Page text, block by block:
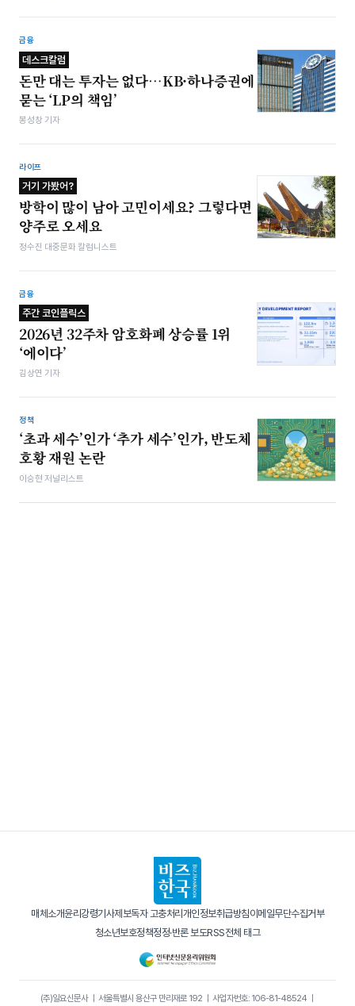
금융
데스크칼럼
돈만 대는 투자는 없다…KB·하나증권에
묻는 ‘LP의 책임’
봉성창 기자
라이프
거기 가봤어?
방학이 많이 남아 고민이세요? 그렇다면
양주로 오세요
정수진 대중문화 칼럼니스트
금융
주간 코인플릭스
2026년 32주차 암호화폐 상승률 1위
‘에이다’
김상연 기자
정책
‘초과 세수’인가 ‘추가 세수’인가, 반도체
호황 재원 논란
이승현 저널리스트
매체소개윤리강령기사제보독자 고충처리개인정보취급방침이메일무단수집거부
청소년보호정책정정·반론 보도RSS전체 태그
(주)일요신문사｜ 서울특별시 용산구 만리재로 192｜ 사업자번호: 106-81-48524｜